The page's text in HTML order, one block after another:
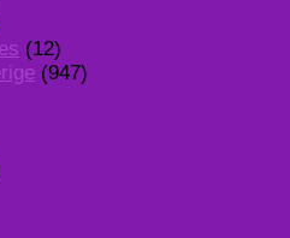
(12)
(947)